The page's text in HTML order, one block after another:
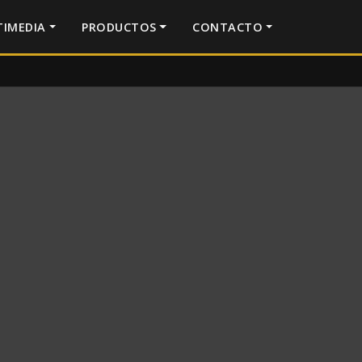
PRODUCTOS CONTACTO